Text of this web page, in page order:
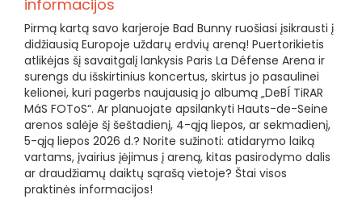
informacijos
Pirmą kartą savo karjeroje Bad Bunny ruošiasi įsikrausti į
didžiausią Europoje uždarų erdvių areną! Puertorikietis
atlikėjas šį savaitgalį lankysis Paris La Défense Arena ir
surengs du išskirtinius koncertus, skirtus jo pasaulinei
kelionei, kuri pagerbs naujausią jo albumą „DeBÍ TiRAR
MáS FOToS“. Ar planuojate apsilankyti Hauts-de-Seine
arenos salėje šį šeštadienį, 4-ąją liepos, ar sekmadienį,
5-ąją liepos 2026 d.? Norite sužinoti: atidarymo laiką
vartams, įvairius įėjimus į areną, kitas pasirodymo dalis
ar draudžiamų daiktų sąrašą vietoje? Štai visos
praktinės informacijos!